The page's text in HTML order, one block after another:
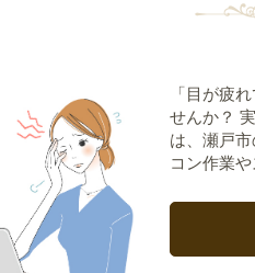
「目が疲
せんか？
は、瀬戸
コン作業